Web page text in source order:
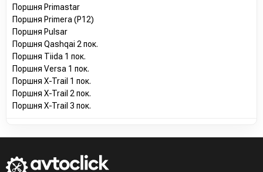
Поршня Primastar
Поршня Primera (P12)
Поршня Pulsar
Поршня Qashqai 2 пок.
Поршня Tiida 1 пок.
Поршня Versa 1 пок.
Поршня X-Trail 1 пок.
Поршня X-Trail 2 пок.
Поршня X-Trail 3 пок.